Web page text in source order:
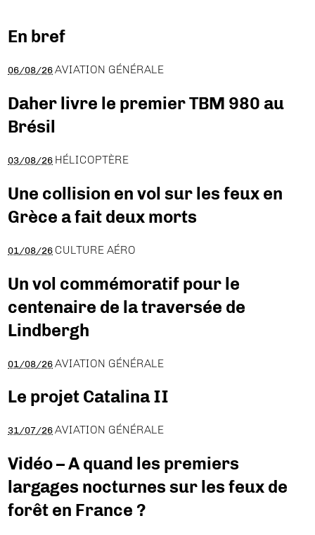
En bref
06/08/26 AVIATION GÉNÉRALE
Daher livre le premier TBM 980 au
Brésil
03/08/26 HÉLICOPTÈRE
Une collision en vol sur les feux en
Grèce a fait deux morts
01/08/26 CULTURE AÉRO
Un vol commémoratif pour le
centenaire de la traversée de
Lindbergh
01/08/26 AVIATION GÉNÉRALE
Le projet Catalina II
31/07/26 AVIATION GÉNÉRALE
Vidéo – A quand les premiers
largages nocturnes sur les feux de
forêt en France ?